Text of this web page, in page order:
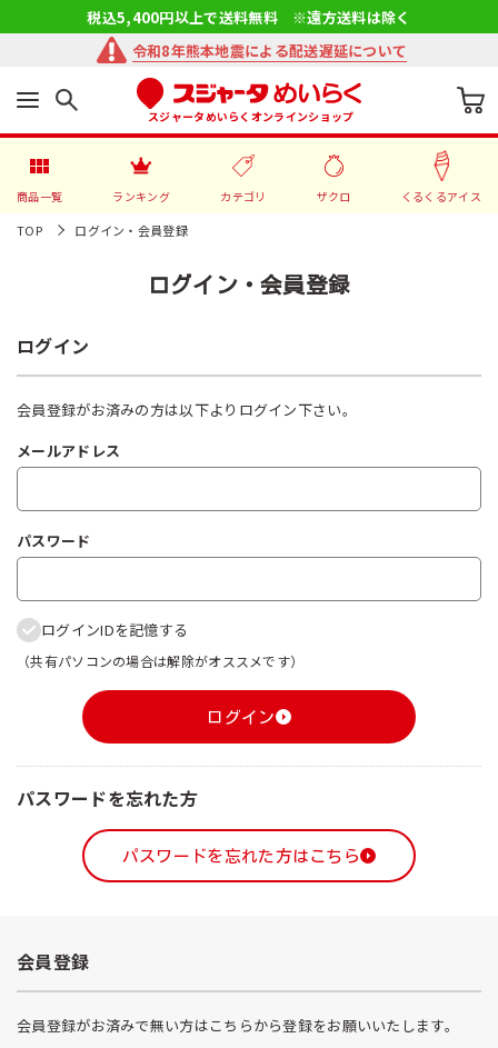
税込5,400円以上で送料無料 ※遠方送料は除く
令和8年熊本地震による配送遅延について
スジャータめいらくオンラインショップ
商品一覧 ランキング カテゴリ ザクロ くるくるアイス
TOP ログイン・会員登録
ログイン・会員登録
ログイン
会員登録がお済みの方は以下よりログイン下さい。
メールアドレス
パスワード
ログインIDを記憶する
（共有パソコンの場合は解除がオススメです）
ログイン
パスワードを忘れた方
パスワードを忘れた方はこちら
会員登録
会員登録がお済みで無い方はこちらから登録をお願いいたします。